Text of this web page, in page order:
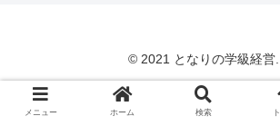
© 2021 となりの学級経営.
メニュー ホーム 検索